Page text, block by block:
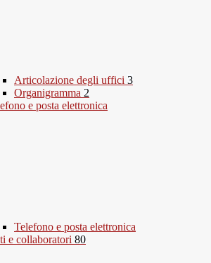
Articolazione degli uffici 3
Organigramma 2
e posta elettronica
Telefono e posta elettronica
e collaboratori 80